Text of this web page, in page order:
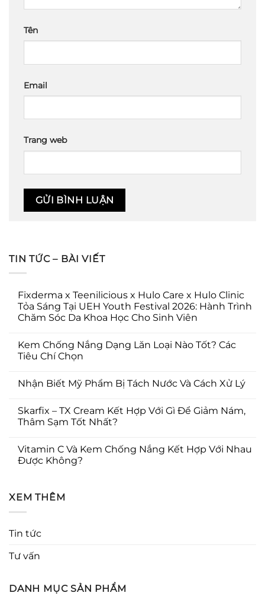
Tên
Email
Trang web
TIN TỨC – BÀI VIẾT
Fixderma x Teenilicious x Hulo Care x Hulo Clinic
Tỏa Sáng Tại UEH Youth Festival 2026: Hành Trình
Chăm Sóc Da Khoa Học Cho Sinh Viên
Kem Chống Nắng Dạng Lăn Loại Nào Tốt? Các
Tiêu Chí Chọn
Nhận Biết Mỹ Phẩm Bị Tách Nước Và Cách Xử Lý
Skarfix – TX Cream Kết Hợp Với Gì Để Giảm Nám,
Thâm Sạm Tốt Nhất?
Vitamin C Và Kem Chống Nắng Kết Hợp Với Nhau
Được Không?
XEM THÊM
Tin tức
Tư vấn
DANH MỤC SẢN PHẨM